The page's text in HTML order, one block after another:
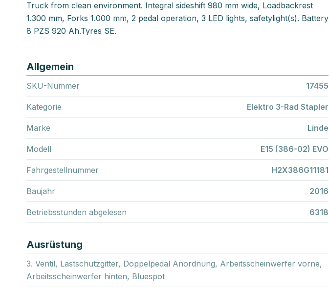
Truck from clean environment. Integral sideshift 980 mm wide, Loadbackrest
1.300 mm, Forks 1.000 mm, 2 pedal operation, 3 LED lights, safetylight(s). Battery
8 PZS 920 Ah.Tyres SE.
Allgemein
SKU-Nummer 17455
Kategorie Elektro 3-Rad Stapler
Marke Linde
Modell E15 (386-02) EVO
Fahrgestellnummer H2X386G11181
Baujahr 2016
Betriebsstunden abgelesen 6318
Ausrüstung
3. Ventil, Lastschutzgitter, Doppelpedal Anordnung, Arbeitsscheinwerfer vorne,
Arbeitsscheinwerfer hinten, Bluespot